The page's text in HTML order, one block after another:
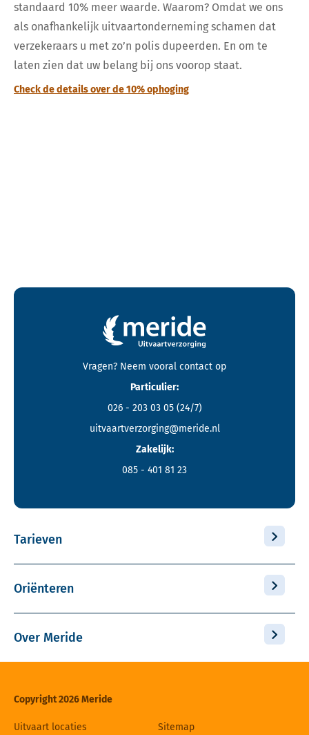
standaard 10% meer waarde. Waarom? Omdat we ons
als onafhankelijk uitvaartonderneming schamen dat
verzekeraars u met zo’n polis dupeerden. En om te
laten zien dat uw belang bij ons voorop staat.
Check de details over de 10% ophoging
Contactgegevens en footer menu van Meride
Vragen? Neem vooral contact op
Particulier:
026 - 203 03 05 (24/7)
uitvaartverzorging@meride.nl
Zakelijk:
085 - 401 81 23
Tarieven
Oriënteren
Over Meride
Copyright 2026 Meride
Uitvaart locaties Sitemap